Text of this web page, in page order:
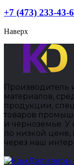
+7 (473) 233-43-
Наверх
Производитель
материалов,
продукции,
товаров
и черноземье.
по низкой цене,
через наш